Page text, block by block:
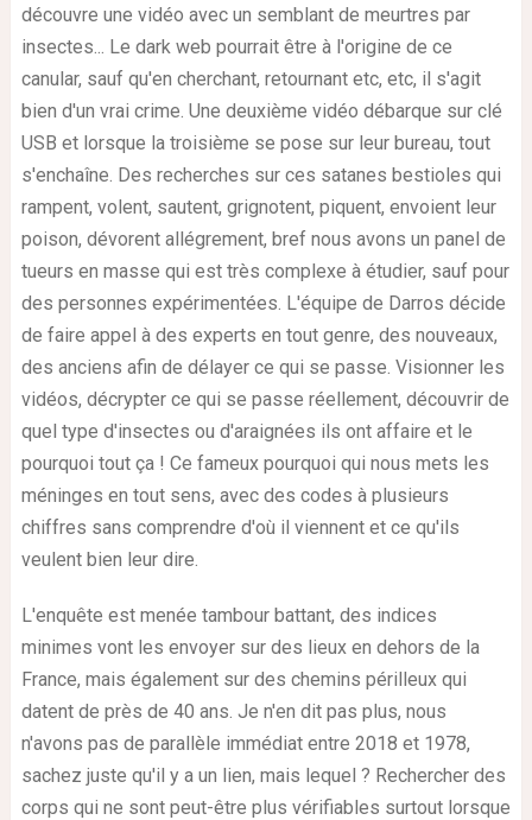
découvre une vidéo avec un semblant de meurtres par
insectes... Le dark web pourrait être à l'origine de ce
canular, sauf qu'en cherchant, retournant etc, etc, il s'agit
bien d'un vrai crime. Une deuxième vidéo débarque sur clé
USB et lorsque la troisième se pose sur leur bureau, tout
s'enchaîne. Des recherches sur ces satanes bestioles qui
rampent, volent, sautent, grignotent, piquent, envoient leur
poison, dévorent allégrement, bref nous avons un panel de
tueurs en masse qui est très complexe à étudier, sauf pour
des personnes expérimentées. L'équipe de Darros décide
de faire appel à des experts en tout genre, des nouveaux,
des anciens afin de délayer ce qui se passe. Visionner les
vidéos, décrypter ce qui se passe réellement, découvrir de
quel type d'insectes ou d'araignées ils ont affaire et le
pourquoi tout ça ! Ce fameux pourquoi qui nous mets les
méninges en tout sens, avec des codes à plusieurs
chiffres sans comprendre d'où il viennent et ce qu'ils
veulent bien leur dire.
L'enquête est menée tambour battant, des indices
minimes vont les envoyer sur des lieux en dehors de la
France, mais également sur des chemins périlleux qui
datent de près de 40 ans. Je n'en dit pas plus, nous
n'avons pas de parallèle immédiat entre 2018 et 1978,
sachez juste qu'il y a un lien, mais lequel ? Rechercher des
corps qui ne sont peut-être plus vérifiables surtout lorsque